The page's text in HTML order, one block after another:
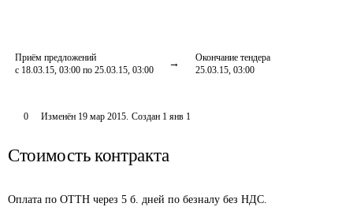
Приём предложений
с 18.03.15, 03:00 по 25.03.15, 03:00
Окончание тендера
25.03.15, 03:00
0 Изменён 19 мар 2015. Создан 1 янв 1
Стоимость контракта
Оплата по ОТТН через 5 б. дней по безналу без НДС.